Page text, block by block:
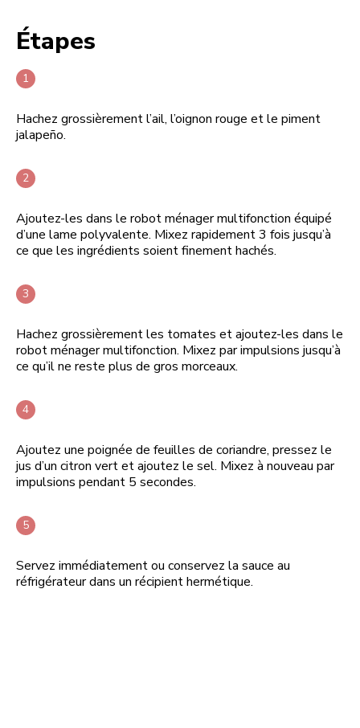
Étapes
Hachez grossièrement l’ail, l’oignon rouge et le piment
jalapeño.
Ajoutez-les dans le robot ménager multifonction équipé
d’une lame polyvalente. Mixez rapidement 3 fois jusqu’à
ce que les ingrédients soient finement hachés.
Hachez grossièrement les tomates et ajoutez-les dans le
robot ménager multifonction. Mixez par impulsions jusqu’à
ce qu’il ne reste plus de gros morceaux.
Ajoutez une poignée de feuilles de coriandre, pressez le
jus d’un citron vert et ajoutez le sel. Mixez à nouveau par
impulsions pendant 5 secondes.
Servez immédiatement ou conservez la sauce au
réfrigérateur dans un récipient hermétique.